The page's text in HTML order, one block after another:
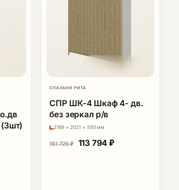
цена составляла 6 078 ₽.
цена: 4 558 ₽.
СПАЛЬНЯ РИТА
СПР ШК-4 Шкаф 4- дв.
без зеркал р/в
2189 × 2021 × 593 мм
151 725₽ Первоначальная цена
113 794₽Текущая цена: